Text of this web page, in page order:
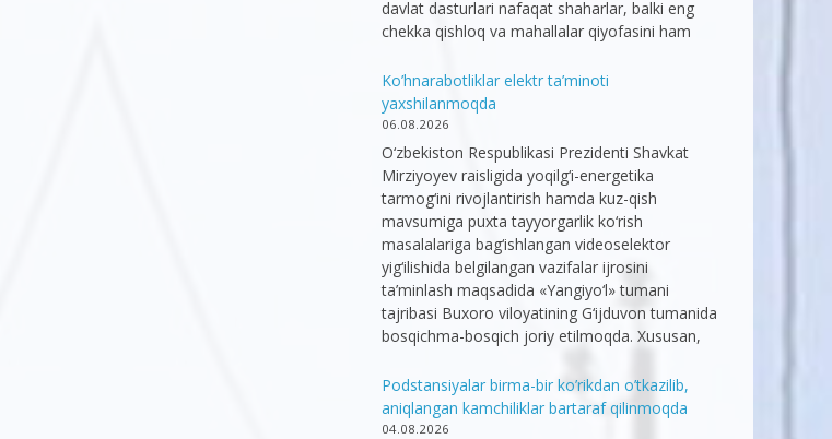
davlat dasturlari nafaqat shaharlar, balki eng
chekka qishloq va mahallalar qiyofasini ham
Ko’hnarabotliklar elektr ta’minoti
yaxshilanmoqda
06.08.2026
O‘zbekiston Respublikasi Prezidenti Shavkat
Mirziyoyev raisligida yoqilg‘i-energetika
tarmog‘ini rivojlantirish hamda kuz-qish
mavsumiga puxta tayyorgarlik ko‘rish
masalalariga bag‘ishlangan videoselektor
yig‘ilishida belgilangan vazifalar ijrosini
ta’minlash maqsadida «Yangiyo‘l» tumani
tajribasi Buxoro viloyatining G‘ijduvon tumanida
bosqichma-bosqich joriy etilmoqda. Xususan,
Podstansiyalar birma-bir ko’rikdan o’tkazilib,
aniqlangan kamchiliklar bartaraf qilinmoqda
04.08.2026